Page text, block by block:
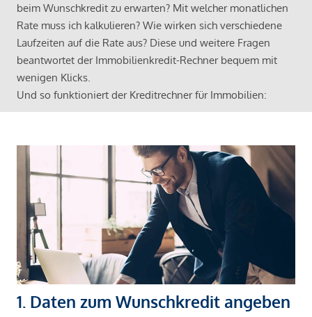
beim Wunschkredit zu erwarten? Mit welcher monatlichen
Rate muss ich kalkulieren? Wie wirken sich verschiedene
Laufzeiten auf die Rate aus? Diese und weitere Fragen
beantwortet der Immobilienkredit-Rechner bequem mit
wenigen Klicks.
Und so funktioniert der Kreditrechner für Immobilien:
1. Daten zum Wunschkredit angeben